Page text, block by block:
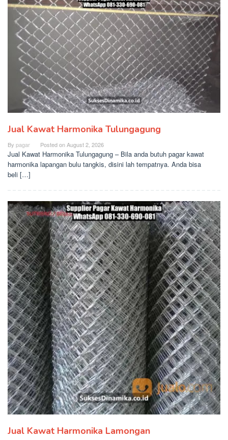
Jual Kawat Harmonika Tulungagung
By pagar Posted onAugust 2, 2026
Jual Kawat Harmonika Tulungagung – Bila anda butuh pagar kawat
harmonika lapangan bulu tangkis, disini lah tempatnya. Anda bisa
beli […]
Jual Kawat Harmonika Lamongan